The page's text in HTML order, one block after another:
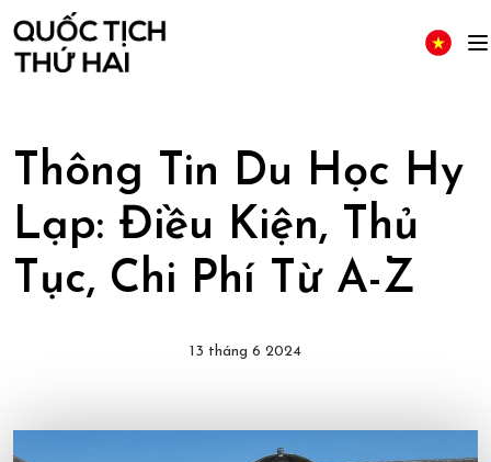
Thông Tin Du Học Hy
Lạp: Điều Kiện, Thủ
Tục, Chi Phí Từ A-Z
13 tháng 6 2024